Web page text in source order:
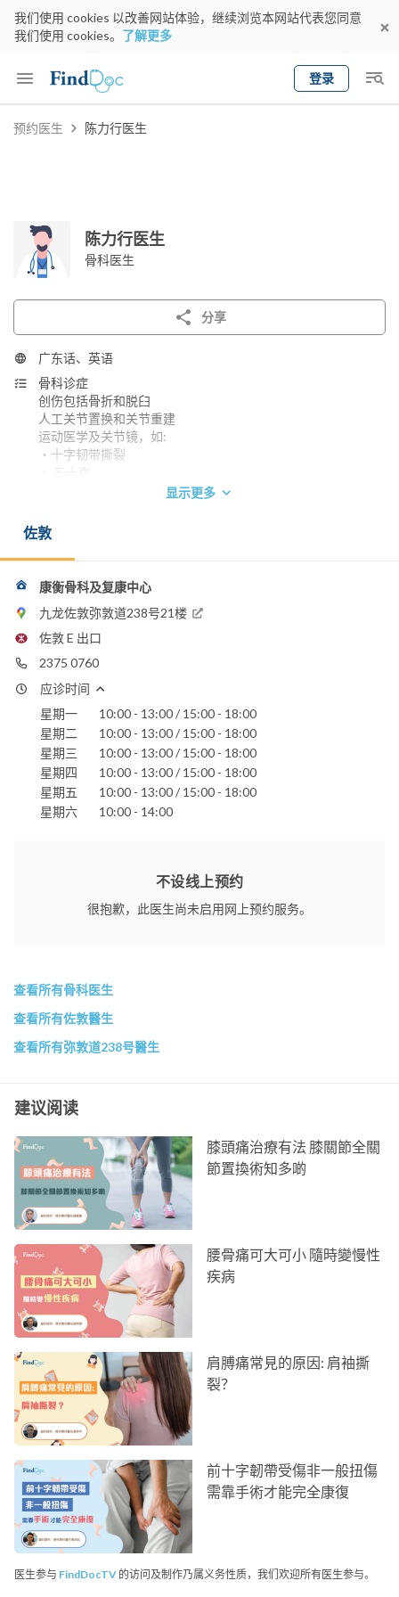
我们使用 cookies 以改善网站体验，继续浏览本网站代表您同意
我们使用 cookies。 了解更多
登录
Keyword
预约医生 陈力行医生
陈力行医生
骨科医生
分享
广东话、英语
骨科诊症
创伤包括骨折和脱臼
人工关节置换和关节重建
运动医学及关节镜，如:
‧十字韧带撕裂
‧腰颈痛
‧椎间盘突出
‧椎管狭窄
手和足踝，如:
‧ 腕管综合症
‧拇趾外翻
‧足部微创矫型手术
‧斜颈
‧弹弓指
‧其他骨骼发育问题
骨和软组织肿瘤及感染
骨质疏松
物理治疗
X光检查
治疗室
香港大学内外全科医学士 1977
英国爱丁堡皇家外科医学院院士 1981
澳洲皇家外科医学院院士 1989
电话：
电邮：
alienor203392@gmail.com
显示更多
佐敦
康衡骨科及复康中心
九龙佐敦弥敦道238号21楼
佐敦 E 出口
2375 0760
应诊时间
星期一
10:00 - 13:00 / 15:00 - 18:00
星期二
10:00 - 13:00 / 15:00 - 18:00
星期三
10:00 - 13:00 / 15:00 - 18:00
星期四
10:00 - 13:00 / 15:00 - 18:00
星期五
10:00 - 13:00 / 15:00 - 18:00
星期六
10:00 - 14:00
不设线上预约
很抱歉，此医生尚未启用网上预约服务。
查看所有骨科医生
查看所有佐敦醫生
查看所有弥敦道238号醫生
建议阅读
膝頭痛治療有法 膝關節全關
節置換術知多啲
腰骨痛可大可小 隨時變慢性
疾病
肩膊痛常見的原因: 肩袖撕
裂？
前十字韌帶受傷非一般扭傷
需靠手術才能完全康復
医生参与 FindDocTV 的访问及制作乃属义务性质，我们欢迎所有医生参与。